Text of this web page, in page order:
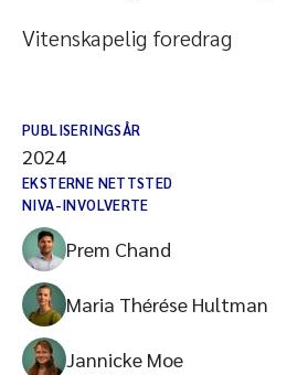
Vitenskapelig foredrag
PUBLISERINGSÅR
2024
EKSTERNE NETTSTED
NIVA-INVOLVERTE
Prem Chand
Maria Thérése Hultman
Jannicke Moe